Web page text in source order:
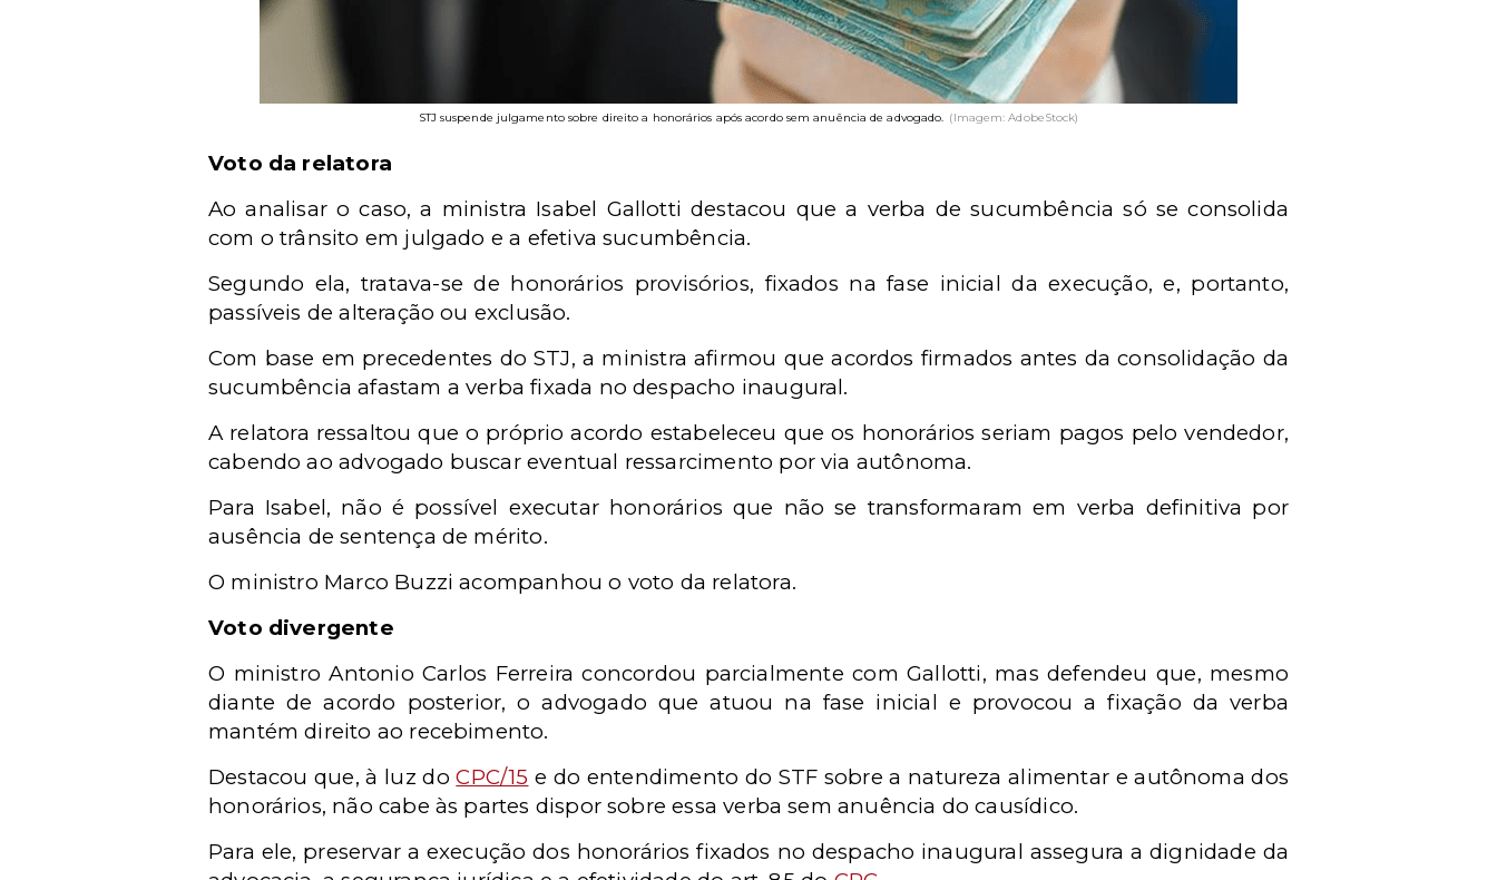
STJ suspende julgamento sobre direito a honorários após acordo sem anuência de advogado. (Imagem: AdobeStock)
Voto da relatora
Ao analisar o caso, a ministra Isabel Gallotti destacou que a verba de sucumbência só se consolida
com o trânsito em julgado e a efetiva sucumbência.
Segundo ela, tratava-se de honorários provisórios, fixados na fase inicial da execução, e, portanto,
passíveis de alteração ou exclusão.
Com base em precedentes do STJ, a ministra afirmou que acordos firmados antes da consolidação da
sucumbência afastam a verba fixada no despacho inaugural.
A relatora ressaltou que o próprio acordo estabeleceu que os honorários seriam pagos pelo vendedor,
cabendo ao advogado buscar eventual ressarcimento por via autônoma.
Para Isabel, não é possível executar honorários que não se transformaram em verba definitiva por
ausência de sentença de mérito.
O ministro Marco Buzzi acompanhou o voto da relatora.
Voto divergente
O ministro Antonio Carlos Ferreira concordou parcialmente com Gallotti, mas defendeu que, mesmo
diante de acordo posterior, o advogado que atuou na fase inicial e provocou a fixação da verba
mantém direito ao recebimento.
Destacou que, à luz doCPC/15 e do entendimento do STF sobre a natureza alimentar e autônoma dos
honorários, não cabe às partes dispor sobre essa verba sem anuência do causídico.
Para ele, preservar a execução dos honorários fixados no despacho inaugural assegura a dignidade da